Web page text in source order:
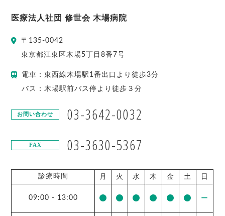
医療法人社団 修世会 木場病院
〒 135-0042
東京都江東区木場5丁目8番7号
電車：東西線木場駅1番出口より徒歩3分
バス：木場駅前バス停より徒歩３分
お問い合わせ 03-3642-0032
FAX 03-3630-5367
診療時間 月 火 水 木 金 土 日
09:00 - 13:00 ー